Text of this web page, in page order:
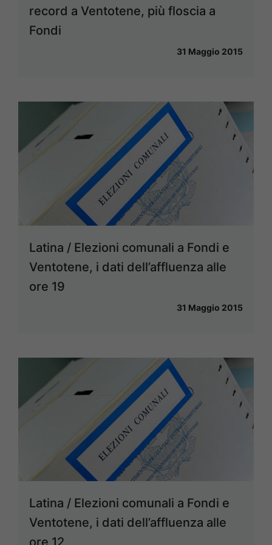
record a Ventotene, più floscia a
Fondi
31 Maggio 2015
Latina / Elezioni comunali a Fondi e
Ventotene, i dati dell’affluenza alle
ore 19
31 Maggio 2015
Latina / Elezioni comunali a Fondi e
Ventotene, i dati dell’affluenza alle
ore 12